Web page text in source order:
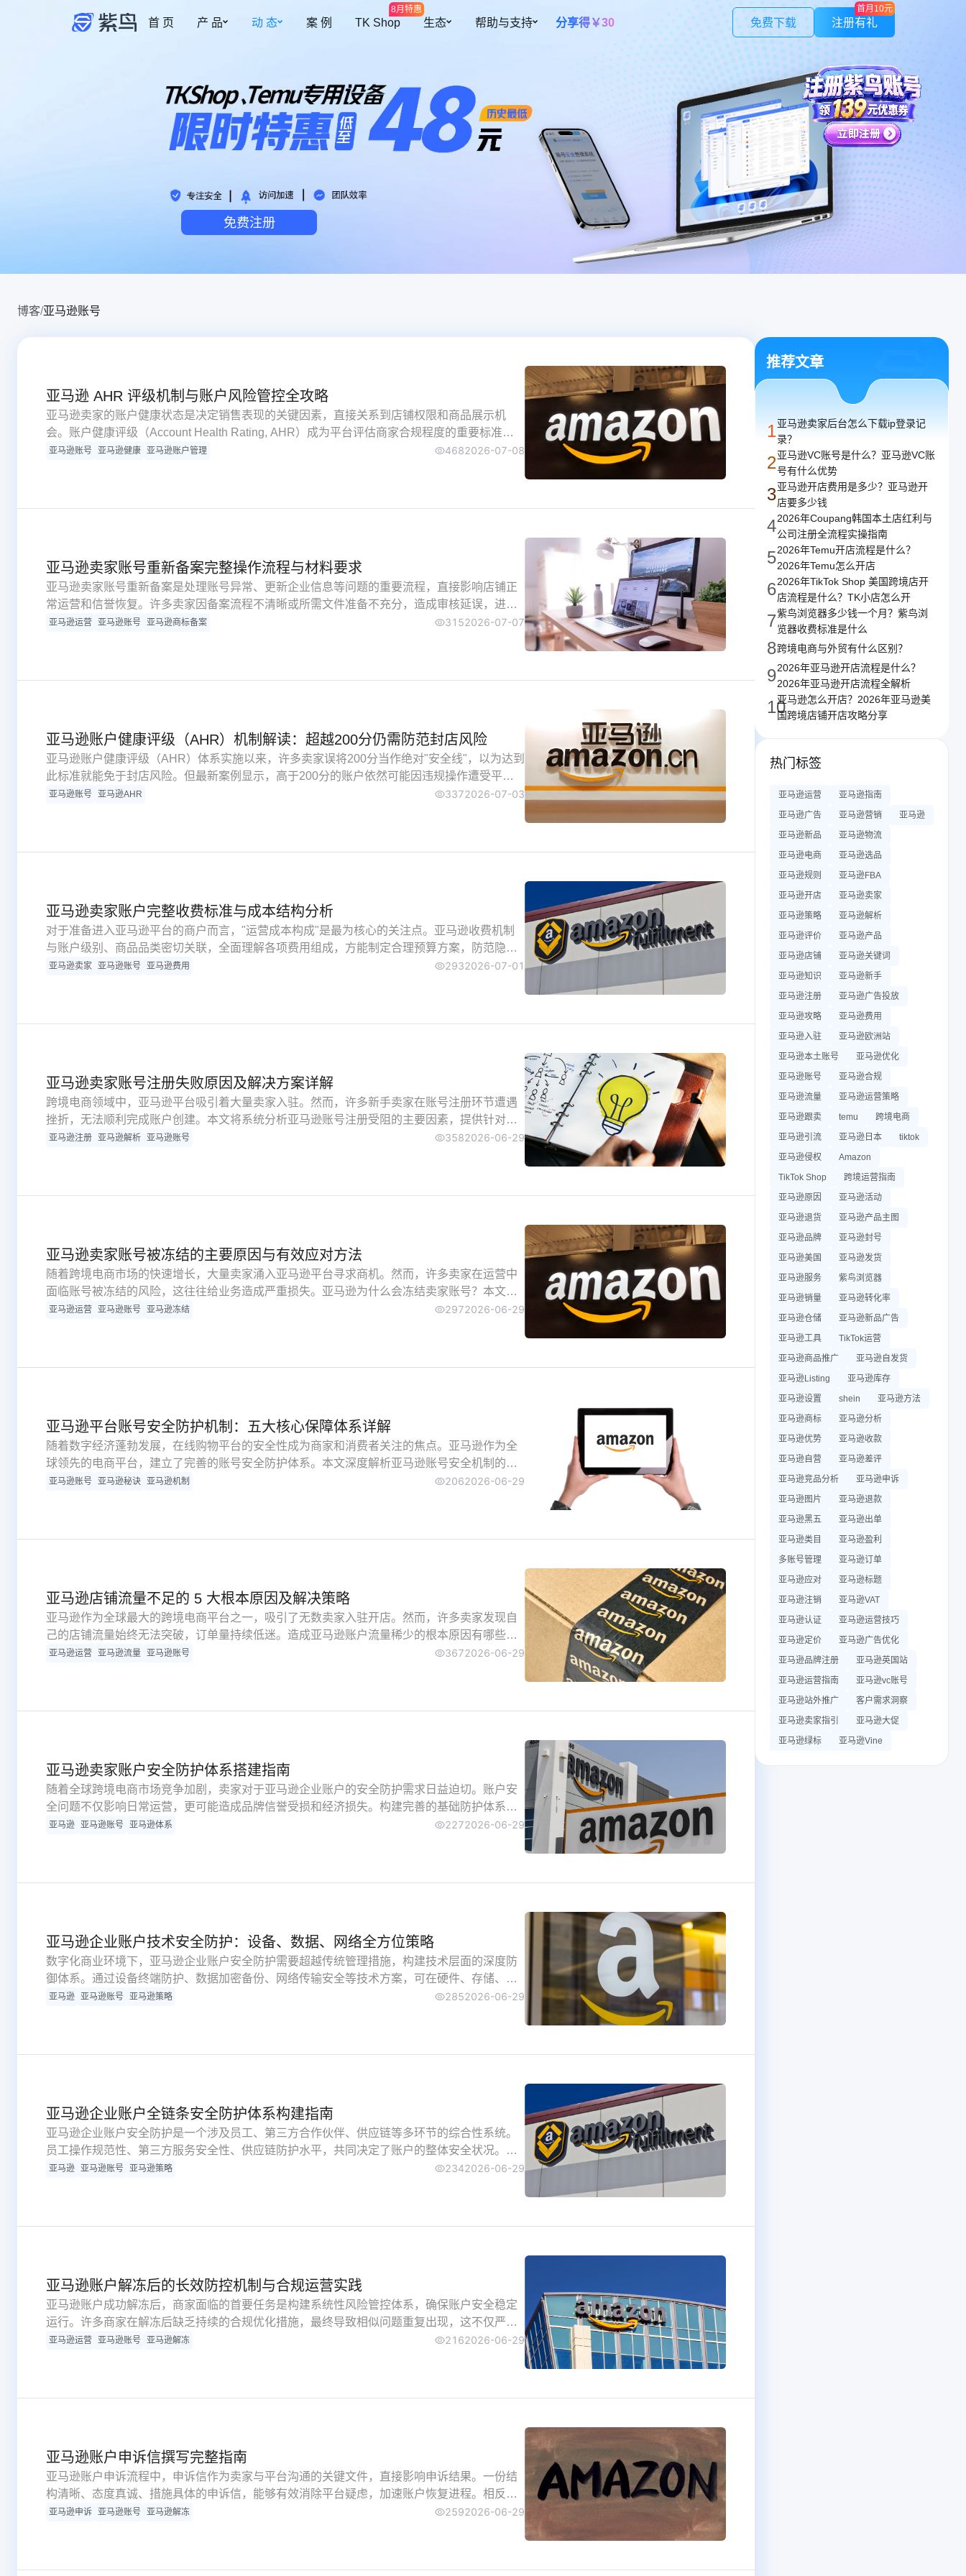
首 页 产 品 动 态
博客
案 例 TK Shop
8月特惠
生态
插件中心
跨境导航
帮助与支持
私有化部署
关于我们
分享得￥30 免费下载
首月10元
注册有礼
为账号提供安全专属的登录环境
事中监管
智能操作截图，保障账号安全
事后追溯
海量网络资源
覆盖300+地区资源
高效团队协作管理
根据角色灵活授权，安全可控
自动二步验证
自动填充二步验证码，安全快捷
续费托管
到期自动续费，避免不必要损失
一键在线翻译
紫鸟应用
LinkFoxAI
电商专用AI 商品图 | 模特 | 素材
紫鸟云号
一号多绑，接收全球电话/短信
免费注册
博客/亚马逊账号
亚马逊 AHR 评级机制与账户风险管控全攻略
亚马逊卖家的账户健康状态是决定销售表现的关键因素，直接关系到店铺权限和商品展示机
会。账户健康评级（Account Health Rating, AHR）成为平台评估商家合规程度的重要标准，
这一指标不仅关乎账号存续风险，同时深刻影响消费者信任度和平台资源配置。本文将深入解
亚马逊账号 亚马逊健康 亚马逊账户管理 4682026-07-08
亚马逊卖家账号重新备案完整操作流程与材料要求
亚马逊卖家账号重新备案是处理账号异常、更新企业信息等问题的重要流程，直接影响店铺正
常运营和信誉恢复。许多卖家因备案流程不清晰或所需文件准备不充分，造成审核延误，进而
影响业务发展。本指南详细解析备案触发条件、必备文件清单、具体操作流程及关键要点，帮
亚马逊运营 亚马逊账号 亚马逊商标备案 3152026-07-07
亚马逊账户健康评级（AHR）机制解读：超越200分仍需防范封店风险
亚马逊账户健康评级（AHR）体系实施以来，许多卖家误将200分当作绝对"安全线"，以为达到
此标准就能免于封店风险。但最新案例显示，高于200分的账户依然可能因违规操作遭受平台
处罚。这一情况说明，AHR分数并非保护伞，实际上是平台推动卖家规范经营的动态监控机
亚马逊账号 亚马逊AHR 3372026-07-03
亚马逊卖家账户完整收费标准与成本结构分析
对于准备进入亚马逊平台的商户而言，"运营成本构成"是最为核心的关注点。亚马逊收费机制
与账户级别、商品品类密切关联，全面理解各项费用组成，方能制定合理预算方案，防范隐性
成本对利润的冲击。众多初创商家因疏于了解费用详情而陷入经营困境，预先掌握收费机制，
亚马逊卖家 亚马逊账号 亚马逊费用 2932026-07-01
亚马逊卖家账号注册失败原因及解决方案详解
跨境电商领域中，亚马逊平台吸引着大量卖家入驻。然而，许多新手卖家在账号注册环节遭遇
挫折，无法顺利完成账户创建。本文将系统分析亚马逊账号注册受阻的主要因素，提供针对性
解决策略和预防措施，帮助卖家成功开启电商之旅。
亚马逊注册 亚马逊解析 亚马逊账号 3582026-06-29
亚马逊卖家账号被冻结的主要原因与有效应对方法
随着跨境电商市场的快速增长，大量卖家涌入亚马逊平台寻求商机。然而，许多卖家在运营中
面临账号被冻结的风险，这往往给业务造成严重损失。亚马逊为什么会冻结卖家账号？本文深
度解析账号冻结的主要触发因素，并提供系统性解决方案，帮助卖家有效防范风险并妥善处置
亚马逊运营 亚马逊账号 亚马逊冻结 2972026-06-29
亚马逊平台账号安全防护机制：五大核心保障体系详解
随着数字经济蓬勃发展，在线购物平台的安全性成为商家和消费者关注的焦点。亚马逊作为全
球领先的电商平台，建立了完善的账号安全防护体系。本文深度解析亚马逊账号安全机制的五
个关键组成部分，帮助用户全面理解这一多层次安全保障框架。
亚马逊账号 亚马逊秘诀 亚马逊机制 2062026-06-29
亚马逊店铺流量不足的 5 大根本原因及解决策略
亚马逊作为全球最大的跨境电商平台之一，吸引了无数卖家入驻开店。然而，许多卖家发现自
己的店铺流量始终无法突破，订单量持续低迷。造成亚马逊账户流量稀少的根本原因有哪些？
本文深度解析影响店铺流量的关键因素，并提供系统性的改进方案，帮助卖家实现流量增长突
亚马逊运营 亚马逊流量 亚马逊账号 3672026-06-29
亚马逊卖家账户安全防护体系搭建指南
随着全球跨境电商市场竞争加剧，卖家对于亚马逊企业账户的安全防护需求日益迫切。账户安
全问题不仅影响日常运营，更可能造成品牌信誉受损和经济损失。构建完善的基础防护体系已
成为每个亚马逊卖家的必修课，该体系主要包含账户密码策略、多重身份验证、用户权限分配
亚马逊 亚马逊账号 亚马逊体系 2272026-06-29
亚马逊企业账户技术安全防护：设备、数据、网络全方位策略
数字化商业环境下，亚马逊企业账户安全防护需要超越传统管理措施，构建技术层面的深度防
御体系。通过设备终端防护、数据加密备份、网络传输安全等技术方案，可在硬件、存储、通
信等关键层面建立防护壁垒，有效应对恶意代码攻击、信息泄露、网络入侵等技术类威胁。本
亚马逊 亚马逊账号 亚马逊策略 2852026-06-29
亚马逊企业账户全链条安全防护体系构建指南
亚马逊企业账户安全防护是一个涉及员工、第三方合作伙伴、供应链等多环节的综合性系统。
员工操作规范性、第三方服务安全性、供应链防护水平，共同决定了账户的整体安全状况。众
多企业因忽略人员培训或第三方监管，造成账户安全防线出现缺口。本文重点分析人员安全培
亚马逊 亚马逊账号 亚马逊策略 2342026-06-29
亚马逊账户解冻后的长效防控机制与合规运营实践
亚马逊账户成功解冻后，商家面临的首要任务是构建系统性风险管控体系，确保账户安全稳定
运行。许多商家在解冻后缺乏持续的合规优化措施，最终导致相似问题重复出现，这不仅严重
影响业务持续性，更会损害平台对商家的信任评级。构建全面的风险管控框架，同时持续优化
亚马逊运营 亚马逊账号 亚马逊解冻 2162026-06-29
亚马逊账户申诉信撰写完整指南
亚马逊账户申诉流程中，申诉信作为卖家与平台沟通的关键文件，直接影响申诉结果。一份结
构清晰、态度真诚、措施具体的申诉信，能够有效消除平台疑虑，加速账户恢复进程。相反，
准备不充分的含糊、单薄申诉材料，往往导致申诉被拒或延长审核时间。本指南将重点阐述申
亚马逊申诉 亚马逊账号 亚马逊解冻 2592026-06-29
推荐文章
1亚马逊卖家后台怎么下载ip登录记
录？
2亚马逊VC账号是什么？亚马逊VC账
号有什么优势
3亚马逊开店费用是多少？亚马逊开
店要多少钱
42026年Coupang韩国本土店红利与
公司注册全流程实操指南
52026年Temu开店流程是什么？
2026年Temu怎么开店
62026年TikTok Shop 美国跨境店开
店流程是什么？TK小店怎么开
7紫鸟浏览器多少钱一个月？紫鸟浏
览器收费标准是什么
8跨境电商与外贸有什么区别？
92026年亚马逊开店流程是什么？
2026年亚马逊开店流程全解析
10亚马逊怎么开店？2026年亚马逊美
国跨境店铺开店攻略分享
热门标签
亚马逊运营
亚马逊指南
亚马逊广告
亚马逊营销
亚马逊
亚马逊新品
亚马逊物流
亚马逊电商
亚马逊选品
亚马逊规则
亚马逊FBA
亚马逊开店
亚马逊卖家
亚马逊策略
亚马逊解析
亚马逊评价
亚马逊产品
亚马逊店铺
亚马逊关键词
亚马逊知识
亚马逊新手
亚马逊注册
亚马逊广告投放
亚马逊攻略
亚马逊费用
亚马逊入驻
亚马逊欧洲站
亚马逊本土账号
亚马逊优化
亚马逊账号
亚马逊合规
亚马逊流量
亚马逊运营策略
亚马逊跟卖
temu
跨境电商
亚马逊引流
亚马逊日本
tiktok
亚马逊侵权
Amazon
TikTok Shop
跨境运营指南
亚马逊原因
亚马逊活动
亚马逊退货
亚马逊产品主图
亚马逊品牌
亚马逊封号
亚马逊美国
亚马逊发货
亚马逊服务
紫鸟浏览器
亚马逊销量
亚马逊转化率
亚马逊仓储
亚马逊新品广告
亚马逊工具
TikTok运营
亚马逊商品推广
亚马逊自发货
亚马逊Listing
亚马逊库存
亚马逊设置
shein
亚马逊方法
亚马逊商标
亚马逊分析
亚马逊优势
亚马逊收款
亚马逊自营
亚马逊差评
亚马逊竞品分析
亚马逊申诉
亚马逊图片
亚马逊退款
亚马逊黑五
亚马逊出单
亚马逊类目
亚马逊盈利
多账号管理
亚马逊订单
亚马逊应对
亚马逊标题
亚马逊注销
亚马逊VAT
亚马逊认证
亚马逊运营技巧
亚马逊定价
亚马逊广告优化
亚马逊品牌注册
亚马逊英国站
亚马逊运营指南
亚马逊vc账号
亚马逊站外推广
客户需求洞察
亚马逊卖家指引
亚马逊大促
亚马逊绿标
亚马逊Vine